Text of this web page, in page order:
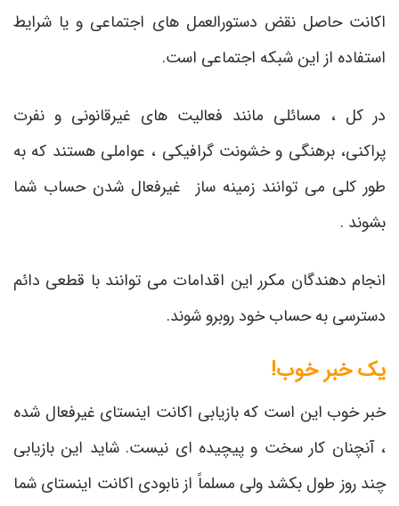
اکانت حاصل نقض دستورالعمل های اجتماعی و یا شرایط
استفاده از این شبکه اجتماعی است.
در کل ، مسائلی مانند فعالیت های غیرقانونی و نفرت
پراکنی، برهنگی و خشونت گرافیکی ، عواملی هستند که به
طور کلی می توانند زمینه ساز غیرفعال شدن حساب شما
بشوند .
انجام دهندگان مکرر این اقدامات می توانند با قطعی دائم
دسترسی به حساب خود روبرو شوند.
یک خبر خوب!
خبر خوب این است که بازیابی اکانت اینستای غیرفعال شده
، آنچنان کار سخت و پیچیده ای نیست. شاید این بازیابی
چند روز طول بکشد ولی مسلماً از نابودی اکانت اینستای شما